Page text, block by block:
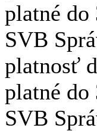
platné do
SVB
platnosť
platné do
SVB